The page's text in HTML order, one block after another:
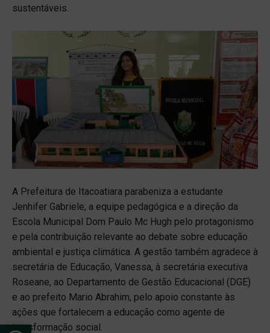
sustentáveis.
A Prefeitura de Itacoatiara parabeniza a estudante
Jenhifer Gabriele, a equipe pedagógica e a direção da
Escola Municipal Dom Paulo Mc Hugh pelo protagonismo
e pela contribuição relevante ao debate sobre educação
ambiental e justiça climática. A gestão também agradece à
secretária de Educação, Vanessa, à secretária executiva
Roseane, ao Departamento de Gestão Educacional (DGE)
e ao prefeito Mario Abrahim, pelo apoio constante às
ações que fortalecem a educação como agente de
transformação social.